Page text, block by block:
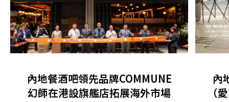
內地餐酒吧領先品牌COMMUNE
幻師在港設旗艦店拓展海外市場
內
（